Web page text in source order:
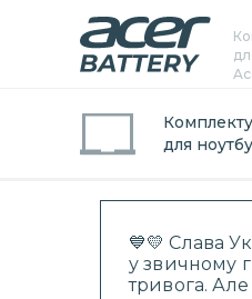
💙💛 Слава
у звичному
тривога.
для